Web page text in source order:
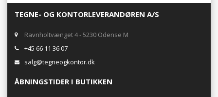
TEGNE- OG KONTORLEVERANDØREN A/S
Ravnholtvænget 4 - 5230 Odense M
+45 66 11 36 07
salg@tegneogkontor.dk
ÅBNINGSTIDER I BUTIKKEN